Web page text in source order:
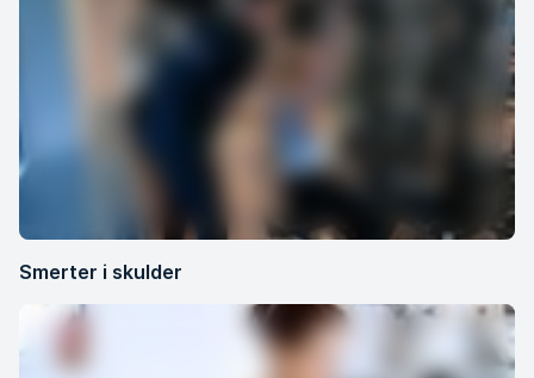
Smerter i skulder